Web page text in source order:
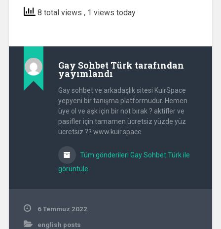
8 total views , 1 views today
Gay Sohbet Türk tarafından
yayımlandı
Gay sohbet ve arkadaşlık sitesi KuirSpace
yepyeni bir tanışma platformudur. Hemen
üye ol ve aşk için bir not bırak ? aktifler ve
pasifler için tamamen ücretsiz yüzde yüz
ücretsiz ?? www.kuir.space
Tüm gönderileri Gay Sohbet Türk ile
görüntüle
6 Temmuz 2022
english posts